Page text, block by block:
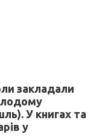
закладали
У книгах та
у